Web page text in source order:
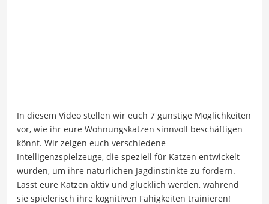
In diesem Video stellen wir euch 7 günstige Möglichkeiten
vor, wie ihr eure Wohnungskatzen sinnvoll beschäftigen
könnt. Wir zeigen euch verschiedene
Intelligenzspielzeuge, die speziell für Katzen entwickelt
wurden, um ihre natürlichen Jagdinstinkte zu fördern.
Lasst eure Katzen aktiv und glücklich werden, während
sie spielerisch ihre kognitiven Fähigkeiten trainieren!